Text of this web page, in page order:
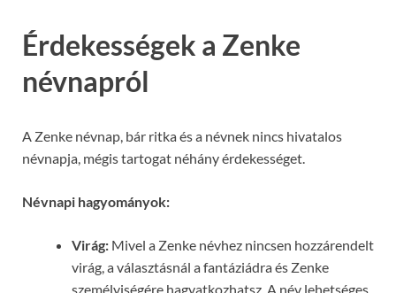
Érdekességek a Zenke
névnapról
A Zenke névnap, bár ritka és a névnek nincs hivatalos
névnapja, mégis tartogat néhány érdekességet.
Névnapi hagyományok:
Virág: Mivel a Zenke névhez nincsen hozzárendelt
virág, a választásnál a fantáziádra és Zenke
személyiségére hagyatkozhatsz. A név lehetséges